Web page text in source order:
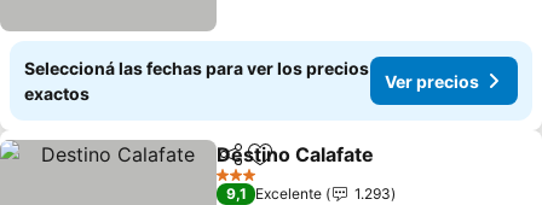
Seleccioná las fechas para ver los precios
exactos
Ver precios
CompartirAñadir a favoritos
Destino Calafate
3 Estrellas
9,1 Excelente
1.293